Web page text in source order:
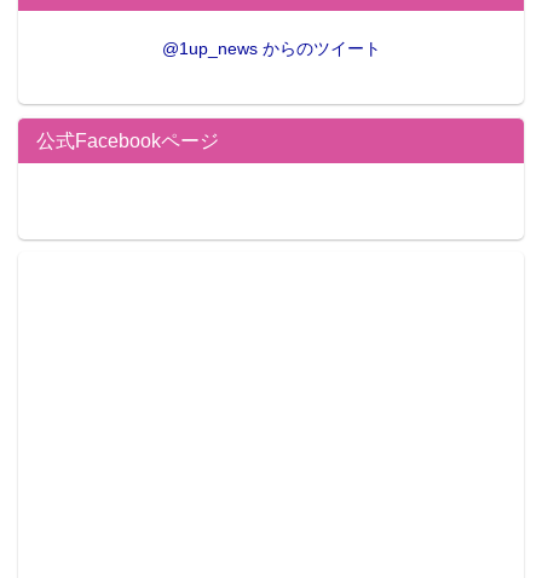
@1up_news からのツイート
公式Facebookページ